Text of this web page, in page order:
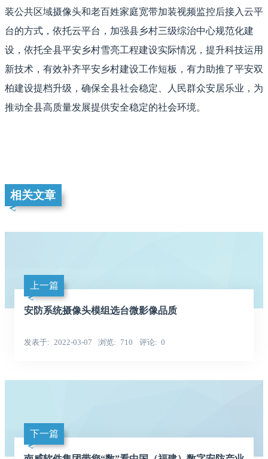
装公共区域摄像头和老百姓家庭宽带加装视频监控后接入云平
台的方式，依托云平台，加强县乡村三级综治中心规范化建
设，依托全县平安乡村雪亮工程建设实际情况，提升科技运用
新技术，有效补齐平安乡村建设工作短板，有力助推了平安双
柏建设提档升级，确保全县社会稳定、人民群众安居乐业，为
推动全县高质量发展提供安全稳定的社会环境。
相关文章
上一篇
安防系统摄像头模组选台微影像品质
发表于 2022-03-07 浏览 710 评论 0
下一篇